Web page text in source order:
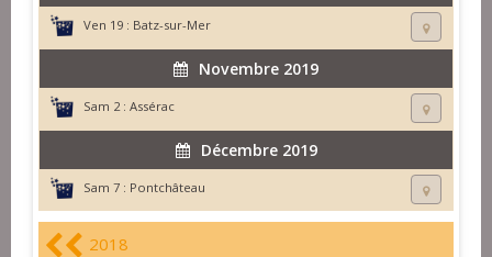
Ven 19 : Batz-sur-Mer
Novembre 2019
Sam 2 : Assérac
Décembre 2019
Sam 7 : Pontchâteau
2018